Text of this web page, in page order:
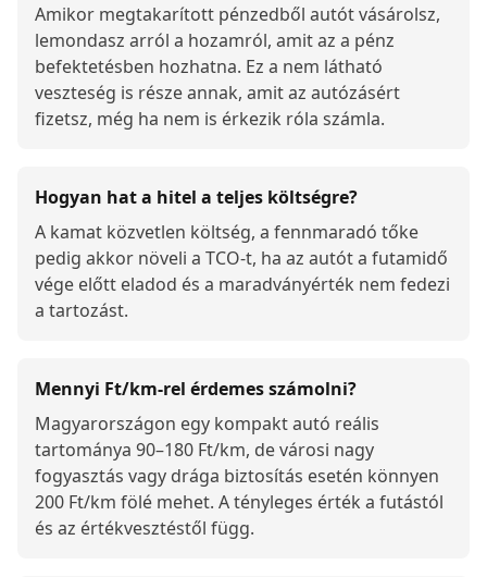
Amikor megtakarított pénzedből autót vásárolsz,
lemondasz arról a hozamról, amit az a pénz
befektetésben hozhatna. Ez a nem látható
veszteség is része annak, amit az autózásért
fizetsz, még ha nem is érkezik róla számla.
Hogyan hat a hitel a teljes költségre?
A kamat közvetlen költség, a fennmaradó tőke
pedig akkor növeli a TCO-t, ha az autót a futamidő
vége előtt eladod és a maradványérték nem fedezi
a tartozást.
Mennyi Ft/km-rel érdemes számolni?
Magyarországon egy kompakt autó reális
tartománya 90–180 Ft/km, de városi nagy
fogyasztás vagy drága biztosítás esetén könnyen
200 Ft/km fölé mehet. A tényleges érték a futástól
és az értékvesztéstől függ.